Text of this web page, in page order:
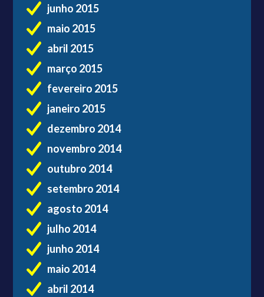
junho 2015
maio 2015
abril 2015
março 2015
fevereiro 2015
janeiro 2015
dezembro 2014
novembro 2014
outubro 2014
setembro 2014
agosto 2014
julho 2014
junho 2014
maio 2014
abril 2014